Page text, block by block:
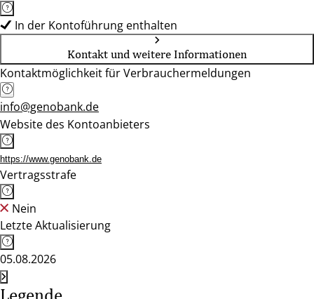
In der Kontoführung enthalten
Kontakt und weitere Informationen
Kontaktmöglichkeit für Verbrauchermeldungen
info@genobank.de
Website des Kontoanbieters
https://www.genobank.de
Vertragsstrafe
Nein
Letzte Aktualisierung
05.08.2026
Legende